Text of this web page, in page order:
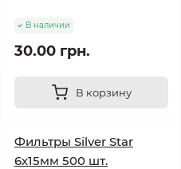
В наличии
30.00 грн.
В корзину
Фильтры Silver Star
6х15мм 500 шт.